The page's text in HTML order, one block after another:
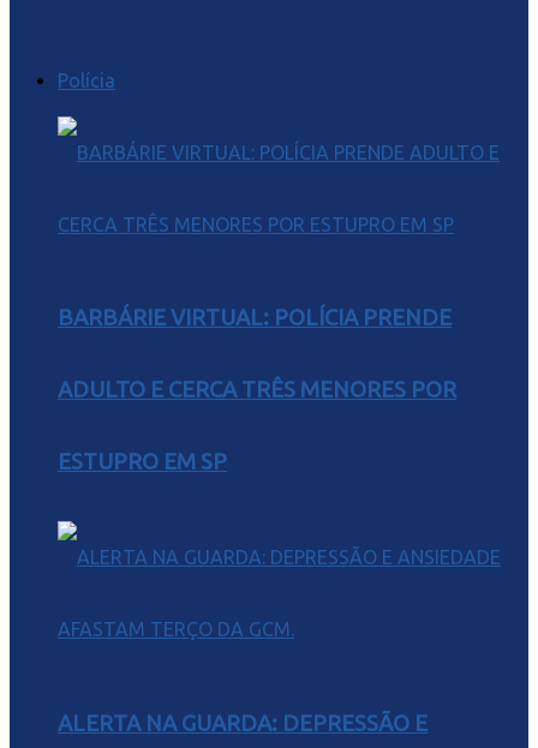
Polícia
BARBÁRIE VIRTUAL: POLÍCIA PRENDE
ADULTO E CERCA TRÊS MENORES POR
ESTUPRO EM SP
ALERTA NA GUARDA: DEPRESSÃO E